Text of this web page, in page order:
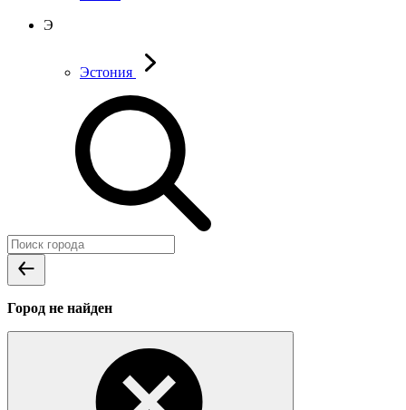
Э
Эстония
Город не найден